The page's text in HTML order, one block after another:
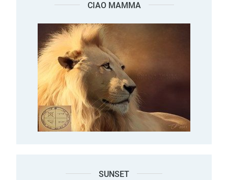
CIAO MAMMA
SUNSET